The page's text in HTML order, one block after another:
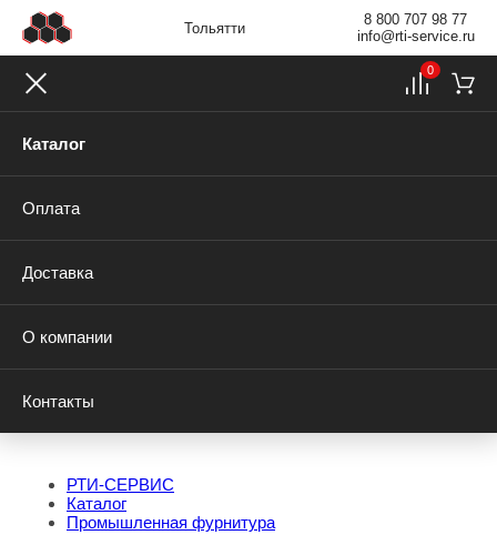
Тольятти
8 800 707 98 77
info@rti-service.ru
Каталог
Оплата
Доставка
О компании
Контакты
0
РТИ-СЕРВИС
Каталог
Промышленная фурнитура